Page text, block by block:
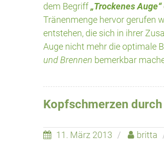
dem Begriff„Trockenes Auge“
Tränenmenge hervor gerufen
entstehen, die sich in ihrer
Auge nicht mehr die optimale
und Brennen bemerkbar
Kopfschmerzen
11. März 2013 britta